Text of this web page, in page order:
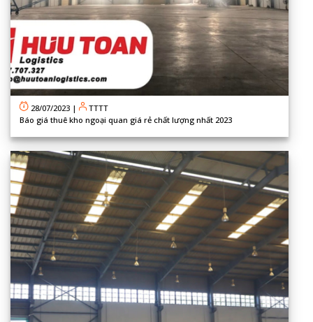
28/07/2023 |
TTTT
Báo giá thuê kho ngoại quan giá rẻ chất lượng nhất 2023